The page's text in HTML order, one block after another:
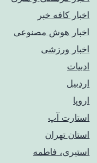
اخبار کافه خبر
اخبار هوش مصنوعی
اخبار ورزشی
ادبیات
اردبیل
اروپا
استارت آپ
استان تهران
استیری، فاطمه